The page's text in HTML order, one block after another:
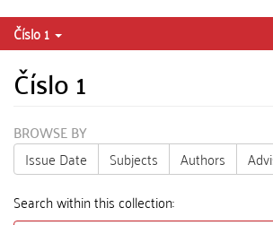
Číslo 1
Číslo 1
BROWSE BY
Issue Date
Subjects Authors
Search within this collection: